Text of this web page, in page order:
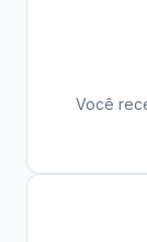
Você